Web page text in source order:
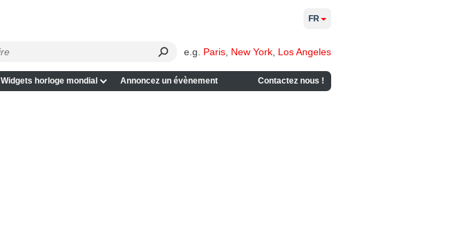
e.g. Paris New York Los Angeles
Widgets horloge mondial Annoncez un évènement Contactez nous !
FR